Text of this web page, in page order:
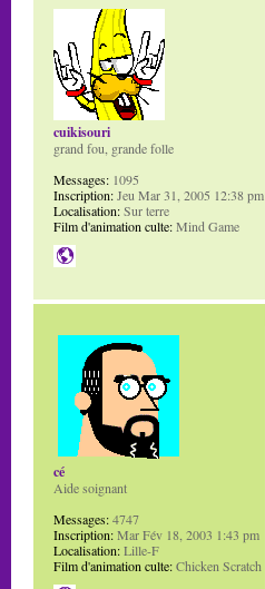
cuikisouri
grand fou, grande folle
Messages: 1095
Inscription:Jeu Mar 31, 2005 12:38 pm
Localisation:Sur terre
Film d'animation culte:Mind Game
cé
Aide soignant
Messages:4747
Inscription:Mar Fév 18, 2003 1:43 pm
Localisation:Lille-F
Film d'animation culte:Chicken Scratch